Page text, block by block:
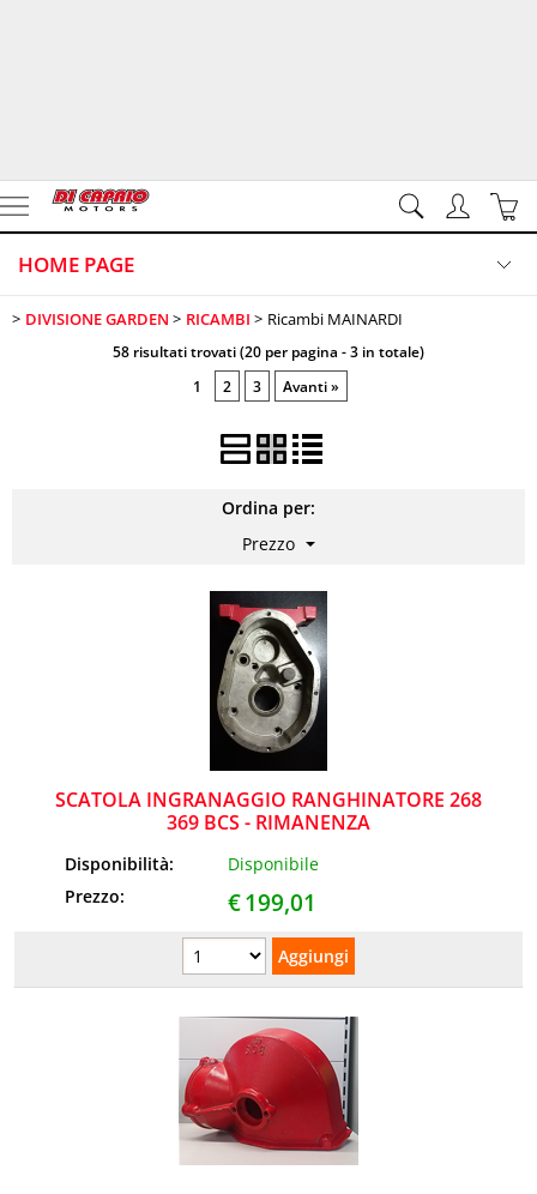
Categoria:
>DIVISIONE GARDEN> RICAMBI > Ricambi MAINARDI
Marca
HOME PAGE
DIVISIONE GARDEN
DIVISIONE DUE RUOTE
DIVISIONE GARDEN RICAMBI Ricambi MAINARDI
58 risultati trovati (20 per pagina - 3 in totale)
1
2 3 Avanti »
Ordina per:
SCATOLA INGRANAGGIO RANGHINATORE 268
369 BCS - RIMANENZA
Disponibilità:
Disponibile
Prezzo:
€199,01